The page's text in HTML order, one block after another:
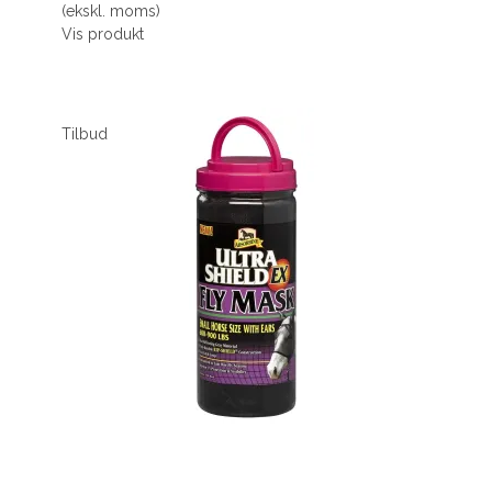
(ekskl. moms)
Vis produkt
Tilbud